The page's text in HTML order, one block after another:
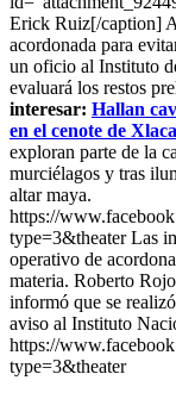
Erick Ruiz[/caption]
acordonada para
un oficio al Instituto
evaluará los restos
interesar: Hallan
en el cenote de
exploran parte de la
murciélagos y tras
altar maya.
https://
type=3&theater Las
operativo de
materia. Roberto
informó que se
aviso al Instituto
https://
type=3&theater